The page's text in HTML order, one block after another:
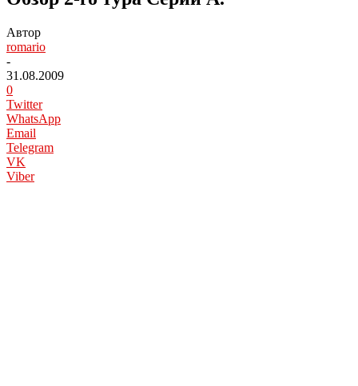
Автор
romario
-
31.08.2009
0
Twitter
WhatsApp
Email
Telegram
VK
Viber